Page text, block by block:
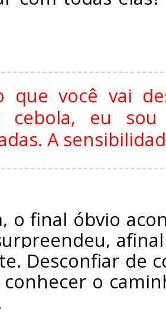
que você vai
cebola, eu
A
o final óbvio
Desconfiar de
conhecer o